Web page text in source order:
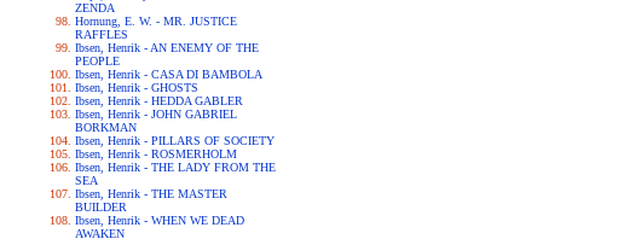
ZENDA
Hornung, E. W. - MR. JUSTICE
RAFFLES
Ibsen, Henrik - AN ENEMY OF THE
PEOPLE
Ibsen, Henrik - CASA DI BAMBOLA
Ibsen, Henrik - GHOSTS
Ibsen, Henrik - HEDDA GABLER
Ibsen, Henrik - JOHN GABRIEL
BORKMAN
Ibsen, Henrik - PILLARS OF SOCIETY
Ibsen, Henrik - ROSMERHOLM
Ibsen, Henrik - THE LADY FROM THE
SEA
Ibsen, Henrik - THE MASTER
BUILDER
Ibsen, Henrik - WHEN WE DEAD
AWAKEN